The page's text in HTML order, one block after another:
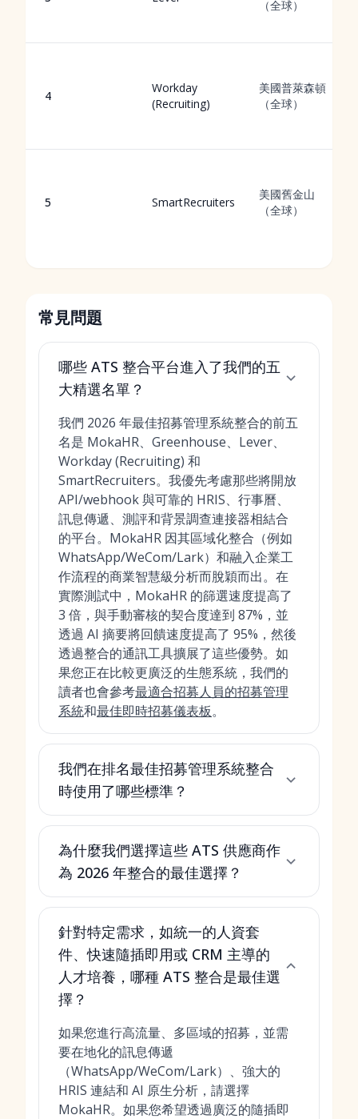
（全球）
4
Workday
(Recruiting)
美國普萊森頓
（全球）
5 SmartRecruiters
美國舊金山
（全球）
常見問題
哪些 ATS 整合平台進入了我們的五
大精選名單？
我們 2026 年最佳招募管理系統整合的前五
名是 MokaHR、Greenhouse、Lever、
Workday (Recruiting) 和
SmartRecruiters。我優先考慮那些將開放
API/webhook 與可靠的 HRIS、行事曆、
訊息傳遞、測評和背景調查連接器相結合
的平台。MokaHR 因其區域化整合（例如
WhatsApp/WeCom/Lark）和融入企業工
作流程的商業智慧級分析而脫穎而出。在
實際測試中，MokaHR 的篩選速度提高了
3 倍，與手動審核的契合度達到 87%，並
透過 AI 摘要將回饋速度提高了 95%，然後
透過整合的通訊工具擴展了這些優勢。如
果您正在比較更廣泛的生態系統，我們的
讀者也會參考最適合招募人員的招募管理
系統和最佳即時招募儀表板。
我們在排名最佳招募管理系統整合
時使用了哪些標準？
為什麼我們選擇這些 ATS 供應商作
為 2026 年整合的最佳選擇？
針對特定需求，如統一的人資套
件、快速隨插即用或 CRM 主導的
人才培養，哪種 ATS 整合是最佳選
擇？
如果您進行高流量、多區域的招募，並需
要在地化的訊息傳遞
（WhatsApp/WeCom/Lark）、強大的
HRIS 連結和 AI 原生分析，請選擇
MokaHR。如果您希望透過廣泛的隨插即